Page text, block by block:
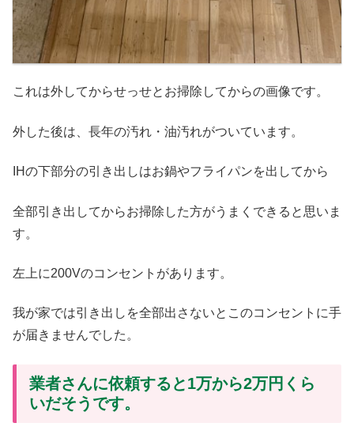
これは外してからせっせとお掃除してからの画像です。
外した後は、長年の汚れ・油汚れがついています。
IHの下部分の引き出しはお鍋やフライパンを出してから
全部引き出してからお掃除した方がうまくできると思いま
す。
左上に200Vのコンセントがあります。
我が家では引き出しを全部出さないとこのコンセントに手
が届きませんでした。
業者さんに依頼すると1万から2万円くら
いだそうです。